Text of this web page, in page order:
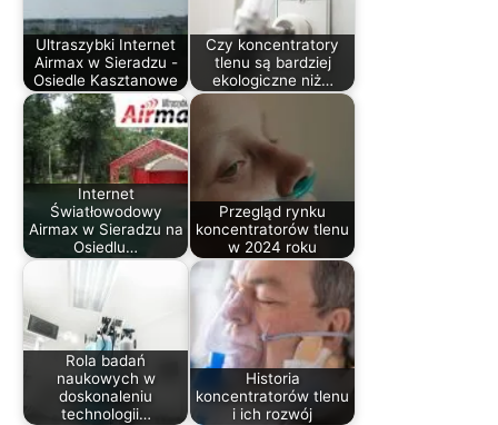
Ultraszybki Internet
Airmax w Sieradzu -
Osiedle Kasztanowe
Czy koncentratory
tlenu są bardziej
ekologiczne niż…
Internet
Światłowodowy
Airmax w Sieradzu na
Osiedlu…
Przegląd rynku
koncentratorów tlenu
w 2024 roku
Rola badań
naukowych w
doskonaleniu
technologii…
Historia
koncentratorów tlenu
i ich rozwój